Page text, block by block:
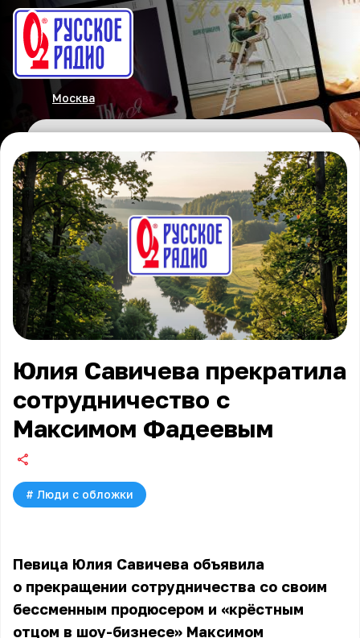
Москва
Юлия Савичева прекратила
сотрудничество с
Максимом Фадеевым
# Люди с обложки
Певица Юлия Савичева объявила
о прекращении сотрудничества со своим
бессменным продюсером и «крёстным
отцом в шоу-бизнесе» Максимом